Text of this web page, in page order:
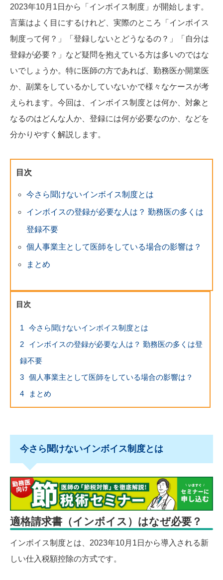
2023年10月1日から「インボイス制度」が開始します。
言葉はよく目にするけれど、実際のところ「インボイス
制度って何？」「登録しないとどうなるの？」「自分は
登録が必要？」など疑問を抱えている方は多いのではな
いでしょうか。特に医師の方であれば、勤務医か開業医
か、副業をしているかしていないかで様々なケースが考
えられます。今回は、インボイス制度とは何か、対象と
なるのはどんな人か、登録には何が必要なのか、などを
分かりやすく解説します。
目次
今さら聞けないインボイス制度とは
インボイスの登録が必要な人は？ 勤務医の多くは
登録不要
個人事業主として医師をしている場合の影響は？
まとめ
目次
1
今さら聞けないインボイス制度とは
2
インボイスの登録が必要な人は？ 勤務医の多くは登
録不要
3
個人事業主として医師をしている場合の影響は？
4
まとめ
今さら聞けないインボイス制度とは
適格請求書（インボイス）はなぜ必要？
インボイス制度とは、2023年10月1日から導入される新
しい仕入税額控除の方式です。